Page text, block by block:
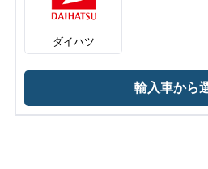
ダイハツ
輸入車から